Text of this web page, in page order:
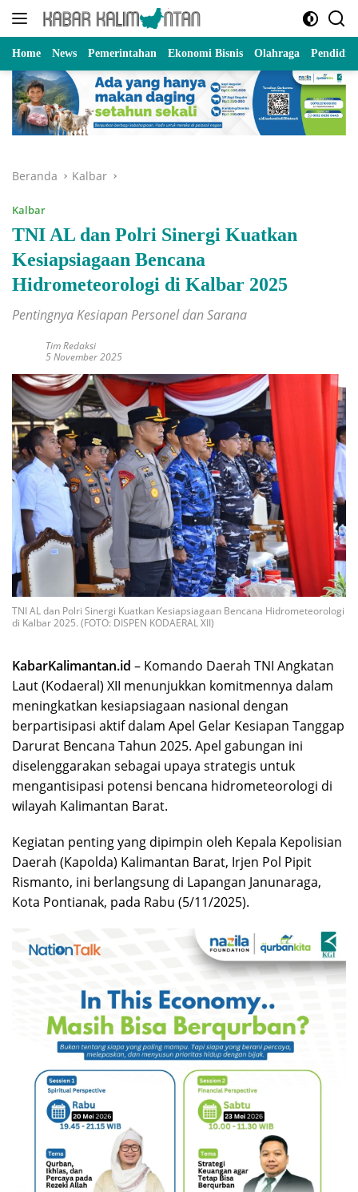
Langsung
Home News Pemerintahan Ekonomi Bisnis Olahraga
Beranda Kalbar
Kalbar
TNI AL dan Polri Sinergi Kuatkan
Kesiapsiagaan Bencana
Hidrometeorologi di Kalbar 2025
Pentingnya Kesiapan Personel dan Sarana
Tim Redaksi
5 November 2025
TNI AL dan Polri Sinergi Kuatkan Kesiapsiagaan Bencana Hidrometeorologi
di Kalbar 2025. (FOTO: DISPEN KODAERAL XII)
KabarKalimantan.id – Komando Daerah TNI Angkatan
Laut (Kodaeral) XII menunjukkan komitmennya dalam
meningkatkan kesiapsiagaan nasional dengan
berpartisipasi aktif dalam Apel Gelar Kesiapan Tanggap
Darurat Bencana Tahun 2025. Apel gabungan ini
diselenggarakan sebagai upaya strategis untuk
mengantisipasi potensi bencana hidrometeorologi di
wilayah Kalimantan Barat.
Kegiatan penting yang dipimpin oleh Kepala Kepolisian
Daerah (Kapolda) Kalimantan Barat, Irjen Pol Pipit
Rismanto, ini berlangsung di Lapangan Janunaraga,
Kota Pontianak, pada Rabu (5/11/2025).